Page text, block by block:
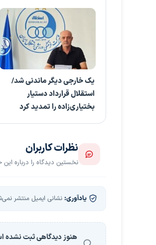
یک خارجی دیگر ماندنی شد/
استقلال قرارداد دستیار
بختیاری‌زاده را تمدید کرد
نظرات کاربران
نخستین دیدگاه را درباره
یادآوری: نشانی ایمیل منتشر
هنوز دیدگاهی ثبت نشده